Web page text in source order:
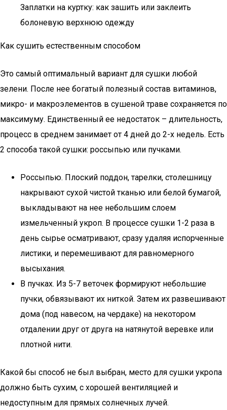
Заплатки на куртку: как зашить или заклеить
болоневую верхнюю одежду
Как сушить естественным способом
Это самый оптимальный вариант для сушки любой
зелени. После нее богатый полезный состав витаминов,
микро- и макроэлементов в сушеной траве сохраняется по
максимуму. Единственный ее недостаток – длительность,
процесс в среднем занимает от 4 дней до 2-х недель. Есть
2 способа такой сушки: россыпью или пучками.
Россыпью. Плоский поддон, тарелки, столешницу
накрывают сухой чистой тканью или белой бумагой,
выкладывают на нее небольшим слоем
измельченный укроп. В процессе сушки 1-2 раза в
день сырье осматривают, сразу удаляя испорченные
листики, и перемешивают для равномерного
высыхания.
В пучках. Из 5-7 веточек формируют небольшие
пучки, обвязывают их ниткой. Затем их развешивают
дома (под навесом, на чердаке) на некотором
отдалении друг от друга на натянутой веревке или
плотной нити.
Какой бы способ не был выбран, место для сушки укропа
должно быть сухим, с хорошей вентиляцией и
недоступным для прямых солнечных лучей.